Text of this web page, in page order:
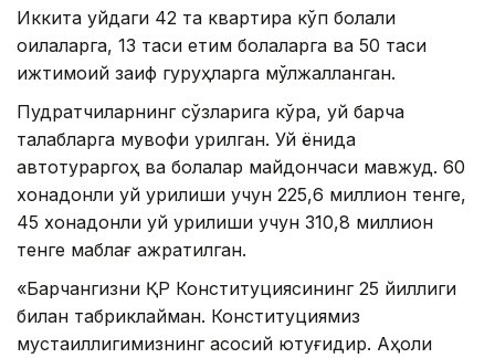
Иккита уйдаги 42 та квартира кўп болали
оилаларга, 13 таси етим болаларга ва 50 таси
ижтимоий заиф гуруҳларга мўлжалланган.
Пудратчиларнинг сўзларига кўра, уй барча
талабларга мувофиқ қурилган. Уй ёнида
автотураргоҳ ва болалар майдончаси мавжуд. 60
хонадонли уй қурилиши учун 225,6 миллион тенге,
45 хонадонли уй қурилиши учун 310,8 миллион
тенге маблағ ажратилган.
«Барчангизни ҚР Конституциясининг 25 йиллиги
билан табриклайман. Конституциямиз
мустақиллигимизнинг асосий ютуғидир. Аҳоли